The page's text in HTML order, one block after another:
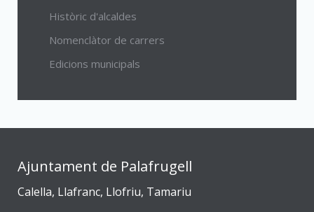
Històric d'alcaldes
Nomenclàtor de carrers
Edicions municipals
Ajuntament de Palafrugell
Calella, Llafranc, Llofriu, Tamariu